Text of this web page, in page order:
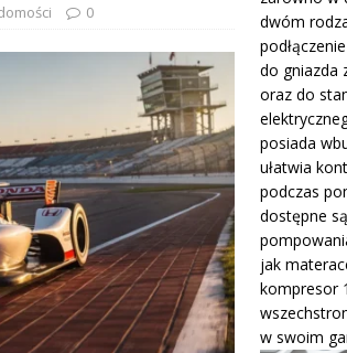
– osiągi, wersje silnikowe i pierwsze wrażenia z
0
dwóm
do gniazda
oraz do
posiada
ułatwia
podczas
dostępne
jak
kompresor
w swoim